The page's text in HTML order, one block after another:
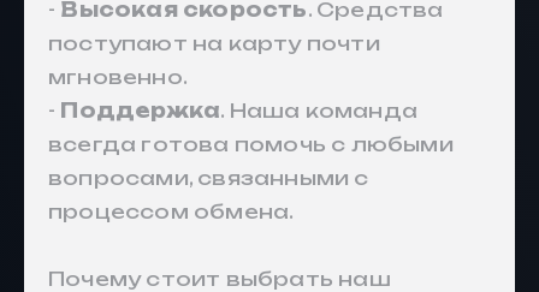
- Высокая скорость. Средства
поступают на карту почти
мгновенно.
- Поддержка. Наша команда
всегда готова помочь с любыми
вопросами, связанными с
процессом обмена.
Почему стоит выбрать наш